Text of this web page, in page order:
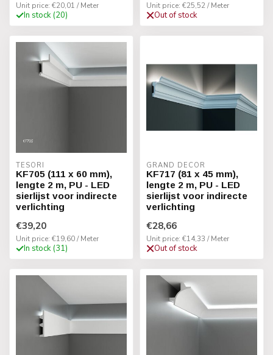
Unit price: €20,01 / Meter
In stock (20)
Unit price: €25,52 / Meter
Out of stock
TESORI
KF705 (111 x 60 mm),
lengte 2 m, PU - LED
sierlijst voor indirecte
verlichting
€39,20
Unit price: €19,60 / Meter
In stock (31)
GRAND DECOR
KF717 (81 x 45 mm),
lengte 2 m, PU - LED
sierlijst voor indirecte
verlichting
€28,66
Unit price: €14,33 / Meter
Out of stock